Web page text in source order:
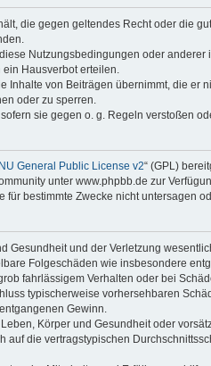
die gegen geltendes Recht oder die
Nutzungsbedingungen oder
Hausverbot erteilen.
von Beiträgen übernimmt, die
oder zu sperren.
sie gegen o. g. Regeln verstoßen
General Public License v2“ (GPL)
unter www.phpbb.de zur
bestimmte Zwecke nicht untersagen
Gesundheit und der Verletzung
Folgeschäden wie insbesondere
fahrlässigem Verhalten oder bei
typischerweise vorhersehbaren
Gewinn.
Körper und Gesundheit oder
die vertragstypischen